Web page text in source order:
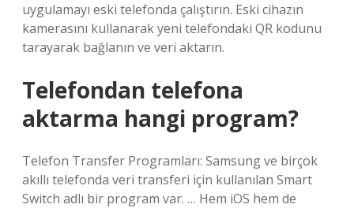
uygulamayı eski telefonda çalıştırın. Eski cihazın
kamerasını kullanarak yeni telefondaki QR kodunu
tarayarak bağlanın ve veri aktarın.
Telefondan telefona
aktarma hangi program?
Telefon Transfer Programları: Samsung ve birçok
akıllı telefonda veri transferi için kullanılan Smart
Switch adlı bir program var. … Hem iOS hem de